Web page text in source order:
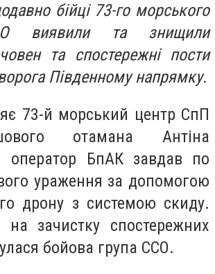
бійці 73-го морського
виявили та знищили
та спостережні пости
Південному напрямку.
73-й морський центр СпП
отамана Антіна
оператор БпАК завдав по
ураження за допомогою
дрону з системою скиду.
на зачистку спостережних
бойова група ССО.